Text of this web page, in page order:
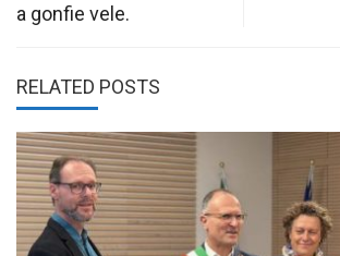
a gonfie vele.
RELATED POSTS